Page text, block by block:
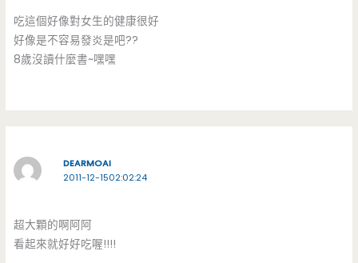
吃這個好像對女生的健康很好
好像是不容易發炎是吧??
8歲沒讀什麼書~嘿嘿
DEARMOAI
2011-12-1502:02:24
超大顆的啊阿阿
看起來就好好吃喔!!!!